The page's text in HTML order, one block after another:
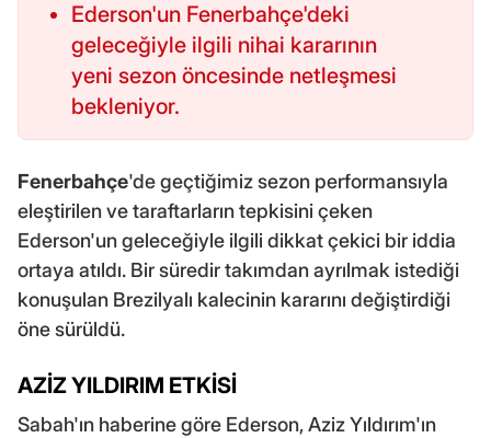
Ederson'un Fenerbahçe'deki
geleceğiyle ilgili nihai kararının
yeni sezon öncesinde netleşmesi
bekleniyor.
Fenerbahçe'de geçtiğimiz sezon performansıyla
eleştirilen ve taraftarların tepkisini çeken
Ederson'un geleceğiyle ilgili dikkat çekici bir iddia
ortaya atıldı. Bir süredir takımdan ayrılmak istediği
konuşulan Brezilyalı kalecinin kararını değiştirdiği
öne sürüldü.
AZİZ YILDIRIM ETKİSİ
Sabah'ın haberine göre Ederson, Aziz Yıldırım'ın